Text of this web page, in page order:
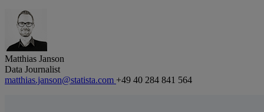
Matthias Janson
Data Journalist
matthias.janson@statista.com +49 40 284 841 564